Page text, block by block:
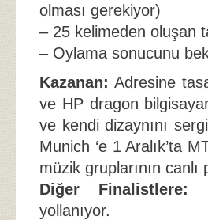
olması gerekiyor)
– 25 kelimeden oluşan
– Oylama sonucunu
Kazanan: Adresine
ve HP dragon
ve kendi dizaynını
Munich ‘e 1 Aralık’ta
müzik gruplarının canlı
Diğer Finalistlere:
yollanıyor.